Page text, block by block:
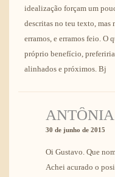
idealização forçam um
descritas no teu texto, mas
erramos, e erramos feio. O
próprio benefício, preferiria
alinhados e próximos. Bj
30 de junho de 2015
Oi Gustavo. Que
Achei acurado o